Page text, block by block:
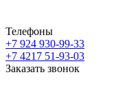
Телефоны
+7 924 930-99-33
+7 4217 51-93-03
Заказать звонок